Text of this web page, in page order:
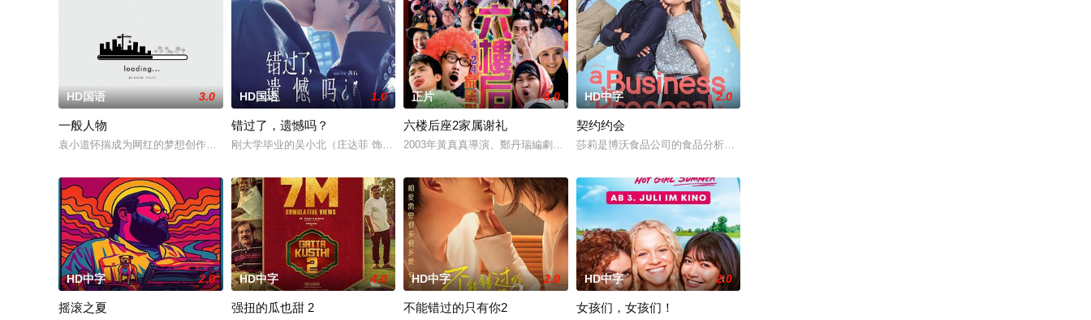
HD国语 3.0
一般人物
袁小道怀揣成为网红的梦想创作短视频，并与周小乙等人组建了“红透半边天”团队。然而团队在发展过程中遭遇了诸多矛盾与分歧，幸
HD国语 1.0
错过了，遗憾吗？
刚大学毕业的吴小北（庄达菲 饰）被初恋男友李天昊（周澄奧 饰）断崖式分手后陷入无尽的情绪反扑。她沉溺于失恋的痛苦，闺蜜米
正片 8.0
六楼后座2家属谢礼
2003年黃真真導演、鄭丹瑞編劇的喜劇《六樓后座》拍出香港新一代的愛情面面觀，其中「Truth orDare」大膽遊戲更
HD中字 2.0
契约约会
莎莉是博沃食品公司的食品分析师，如今陷入财务困境，她答应为挚友雅斯敏牵线搭桥，为她安排相亲。原来
HD中字 2.0
摇滚之夏
HD中字 4.0
强扭的瓜也甜 2
HD中字 2.0
不能错过的只有你2
HD中字 2.0
女孩们，女孩们！